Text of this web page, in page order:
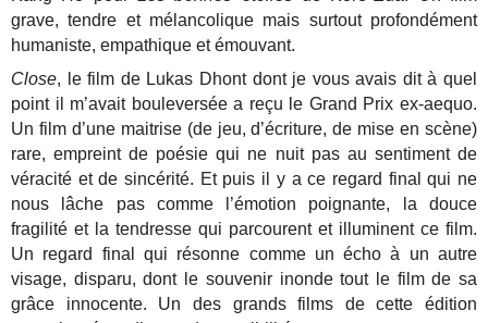
grave, tendre et mélancolique mais surtout profondément
humaniste, empathique et émouvant.
Close, le film de Lukas Dhont dont je vous avais dit à quel
point il m’avait bouleversée a reçu le Grand Prix ex-aequo.
Un film d’une maitrise (de jeu, d’écriture, de mise en scène)
rare, empreint de poésie qui ne nuit pas au sentiment de
véracité et de sincérité. Et puis il y a ce regard final qui ne
nous lâche pas comme l’émotion poignante, la douce
fragilité et la tendresse qui parcourent et illuminent ce film.
Un regard final qui résonne comme un écho à un autre
visage, disparu, dont le souvenir inonde tout le film de sa
grâce innocente. Un des grands films de cette édition